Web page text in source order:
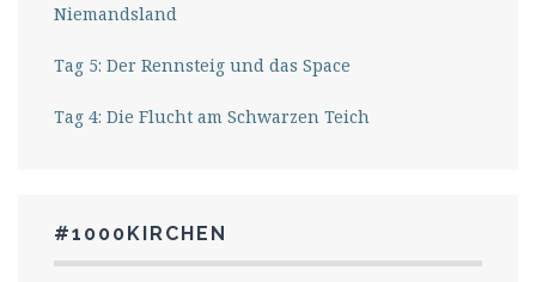
Niemandsland
Tag 5: Der Rennsteig und das Space
Tag 4: Die Flucht am Schwarzen Teich
#1000KIRCHEN